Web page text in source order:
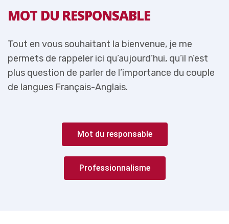
MOT DU RESPONSABLE
Tout en vous souhaitant la bienvenue, je me
permets de rappeler ici qu’aujourd’hui, qu’il n’est
plus question de parler de l’importance du couple
de langues Français-Anglais.
Mot du responsable
Professionnalisme